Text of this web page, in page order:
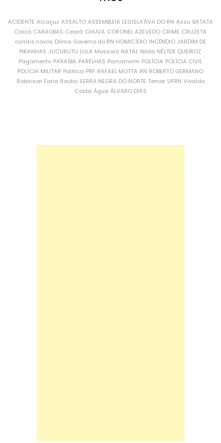
ACIDENTE Alcaçuz ASSALTO ASSEMBLEIA LEGISLATIVA DO RN Assu BATATA
Caicó CARAÚBAS Ceará CHUVA CORONEL AZEVEDO CRIME CRUZETA
currais novos Dilma Governo do RN HOMICÍDIO INCÊNDIO JARDIM DE
PIRANHAS JUCURUTU LULA Mossoró NATAL Nilda NÉLTER QUEIROZ
Pagamento PARAÍBA PARELHAS Parnamirim POLÍCIA POLÍCIA CIVIL
POLÍCIA MILITAR Política PRF RAFAEL MOTTA RN ROBERTO GERMANO
Robinson Faria Roubo SERRA NEGRA DO NORTE Temer UFRN Vivaldo
Costa Água ÁLVARO DIAS